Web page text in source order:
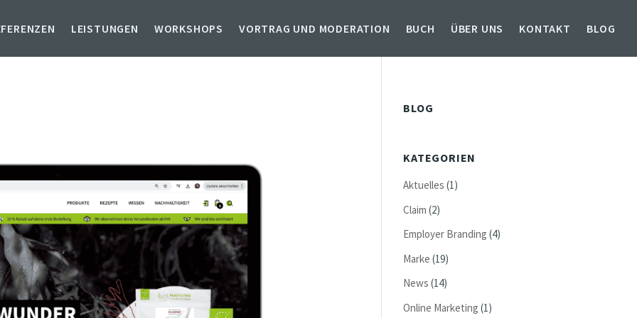
LEISTUNGEN WORKSHOPS VORTRAG UND MODERATION BUCH ÜBER UNS KONTAKT BLOG
BLOG
KATEGORIEN
Aktuelles (1)
Claim (2)
Employer Branding (4)
Marke (19)
News (14)
Online Marketing (1)